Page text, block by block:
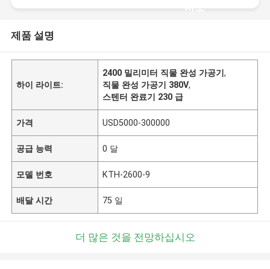
시오
제품 설명
하이 라이트:
2400 밀리미터 직물 완성 가공기,
직물 완성 가공기 380V,
스텐터 완료기 230 급
가격 USD5000-300000
공급 능력 0 달
모델 번호 KTH-2600-9
배달 시간 75 일
더 많은 것을 전망하십시오